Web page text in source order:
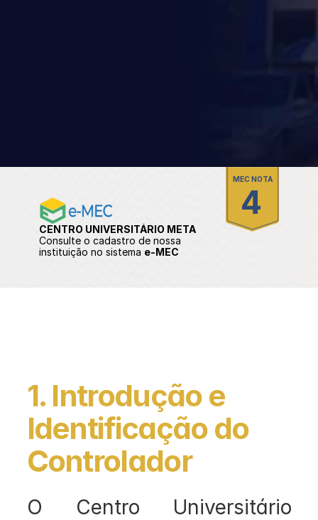
CENTRO UNIVERSITÁRIO META
Consulte o cadastro de nossa
instituição no sistema e-MEC
4
MEC NOTA
1. Introdução e
Identificação do
Controlador
O Centro Universitário